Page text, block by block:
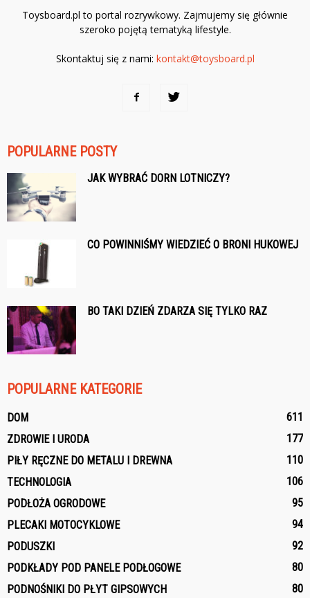
Toysboard.pl to portal rozrywkowy. Zajmujemy się głównie
szeroko pojętą tematyką lifestyle.
Skontaktuj się z nami: kontakt@toysboard.pl
POPULARNE POSTY
JAK WYBRAĆ DORN LOTNICZY?
CO POWINNIŚMY WIEDZIEĆ O BRONI HUKOWEJ
BO TAKI DZIEŃ ZDARZA SIĘ TYLKO RAZ
POPULARNE KATEGORIE
DOM
611
ZDROWIE I URODA
177
PIŁY RĘCZNE DO METALU I DREWNA
110
TECHNOLOGIA
106
PODŁOŻA OGRODOWE
95
PLECAKI MOTOCYKLOWE
94
PODUSZKI
92
PODKŁADY POD PANELE PODŁOGOWE
80
PODNOŚNIKI DO PŁYT GIPSOWYCH
80